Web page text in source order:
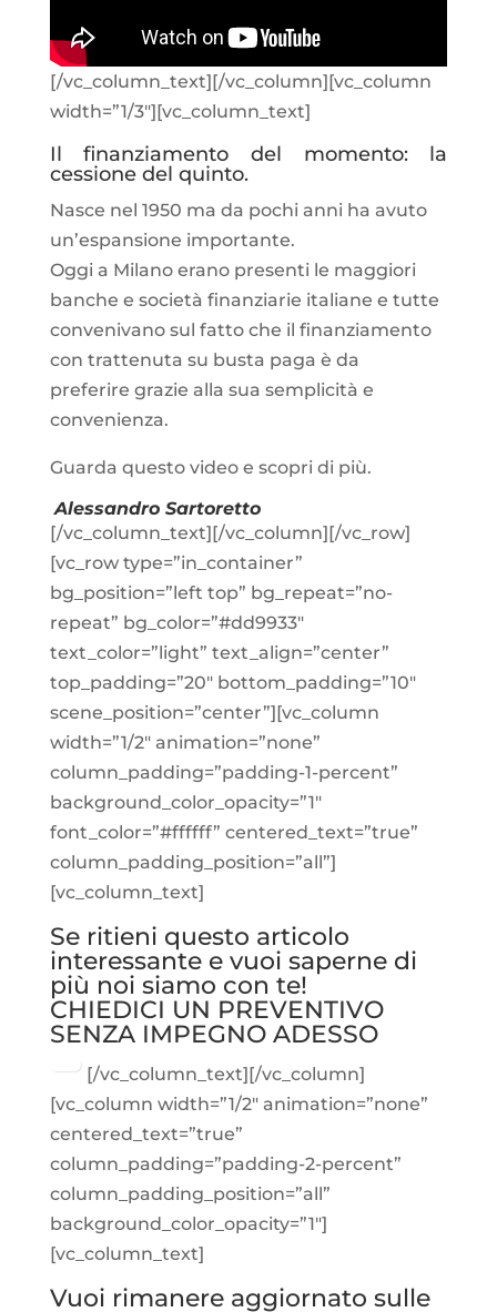
[/vc_column_text][/vc_column][vc_column
width=”1/3″][vc_column_text]
Il finanziamento del momento: la
cessione del quinto.
Nasce nel 1950 ma da pochi anni ha avuto
un’espansione importante.
Oggi a Milano erano presenti le maggiori
banche e società finanziarie italiane e tutte
convenivano sul fatto che il finanziamento
con trattenuta su busta paga è da
preferire grazie alla sua semplicità e
convenienza.
Guarda questo video e scopri di più.
Alessandro Sartoretto
[/vc_column_text][/vc_column][/vc_row]
[vc_row type=”in_container”
bg_position=”left top” bg_repeat=”no-
repeat” bg_color=”#dd9933″
text_color=”light” text_align=”center”
top_padding=”20″ bottom_padding=”10″
scene_position=”center”][vc_column
width=”1/2″ animation=”none”
column_padding=”padding-1-percent”
background_color_opacity=”1″
font_color=”#ffffff” centered_text=”true”
column_padding_position=”all”]
[vc_column_text]
Se ritieni questo articolo
interessante e vuoi saperne di
più noi siamo con te!
CHIEDICI UN PREVENTIVO
SENZA IMPEGNO ADESSO
[/vc_column_text][/vc_column]
[vc_column width=”1/2″ animation=”none”
centered_text=”true”
column_padding=”padding-2-percent”
column_padding_position=”all”
background_color_opacity=”1″]
[vc_column_text]
Vuoi rimanere aggiornato sulle